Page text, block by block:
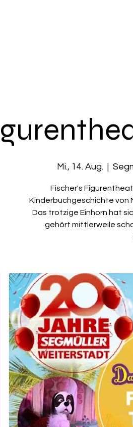
Mi., 14. Aug.
  |
Fischer's
Kinderbuchgeschichte von
Das trotzige Einhorn hat
gehört mittlerweile